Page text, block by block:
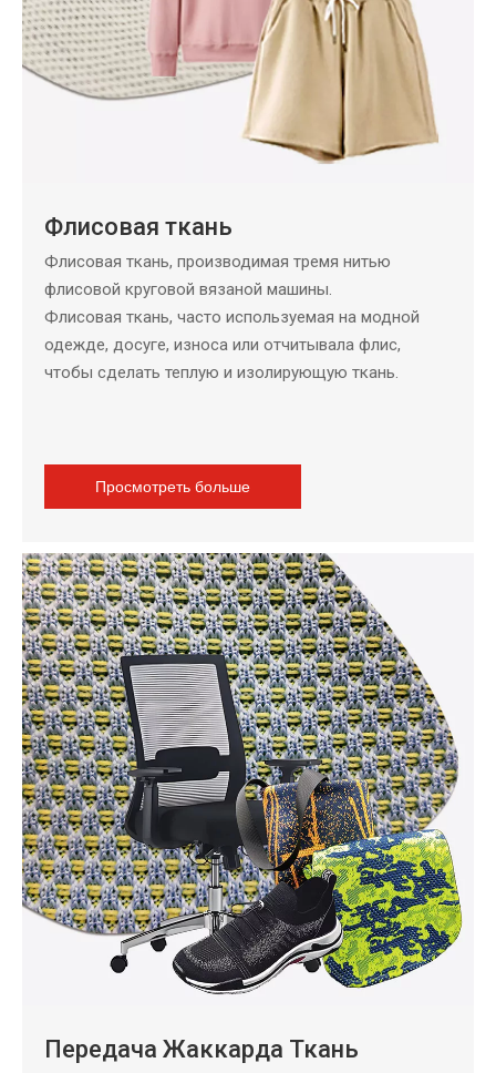
Флисовая ткань
Флисовая ткань, производимая тремя нитью
флисовой круговой вязаной машины.
Флисовая ткань, часто используемая на модной
одежде, досуге, износа или отчитывала флис,
чтобы сделать теплую и изолирующую ткань.
Просмотреть больше
Передача Жаккарда Ткань